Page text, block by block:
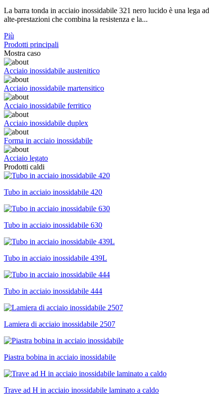
La barra tonda in acciaio inossidabile 321 nero lucido è una lega ad
alte-prestazioni che combina la resistenza e la...
Più
Prodotti principali
Mostra caso
Acciaio inossidabile austenitico
Acciaio inossidabile martensitico
Acciaio inossidabile ferritico
Acciaio inossidabile duplex
Forma in acciaio inossidabile
Acciaio legato
Prodotti caldi
Tubo in acciaio inossidabile 420
Tubo in acciaio inossidabile 630
Tubo in acciaio inossidabile 439L
Tubo in acciaio inossidabile 444
Lamiera di acciaio inossidabile 2507
Piastra bobina in acciaio inossidabile
Trave ad H in acciaio inossidabile laminato a caldo